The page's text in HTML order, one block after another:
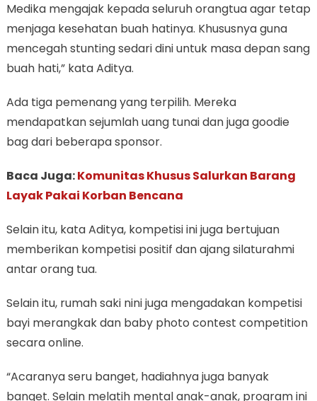
Medika mengajak kepada seluruh orangtua agar tetap
menjaga kesehatan buah hatinya. Khususnya guna
mencegah stunting sedari dini untuk masa depan sang
buah hati,” kata Aditya.
Ada tiga pemenang yang terpilih. Mereka
mendapatkan sejumlah uang tunai dan juga goodie
bag dari beberapa sponsor.
Baca Juga:Komunitas Khusus Salurkan Barang
Layak Pakai Korban Bencana
Selain itu, kata Aditya, kompetisi ini juga bertujuan
memberikan kompetisi positif dan ajang silaturahmi
antar orang tua.
Selain itu, rumah saki nini juga mengadakan kompetisi
bayi merangkak dan baby photo contest competition
secara online.
“Acaranya seru banget, hadiahnya juga banyak
banget. Selain melatih mental anak-anak, program ini